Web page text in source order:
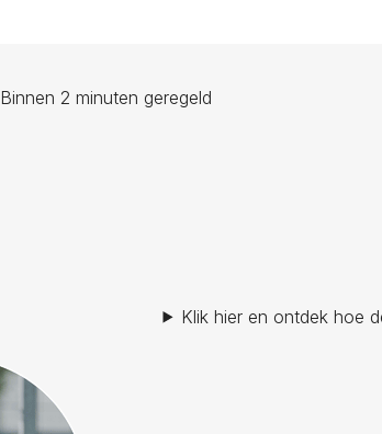
Binnen 2 minuten geregeld
Klik hier en ontdek hoe